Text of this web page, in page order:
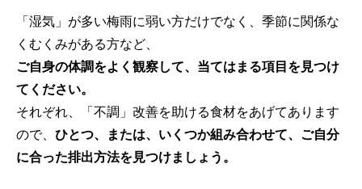
「湿気」が多い梅雨に弱い方だけでなく、季節に関係な
くむくみがある方など、
ご自身の体調をよく観察して、当てはまる項目を見つけ
てください。
それぞれ、「不調」改善を助ける食材をあげてあります
ので、 ひとつ、または、いくつか組み合わせて、ご自分
に合った排出方法を見つけましょう。